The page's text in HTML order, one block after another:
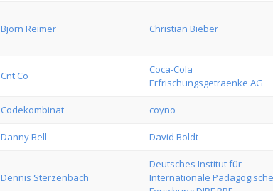
Björn Reimer Christian Bieber
Cnt Co
Coca-Cola
Erfrischungsgetraenke AG
Codekombinat coyno
Danny Bell David Boldt
Dennis Sterzenbach
Deutsches Institut für
Internationale Pädagogische